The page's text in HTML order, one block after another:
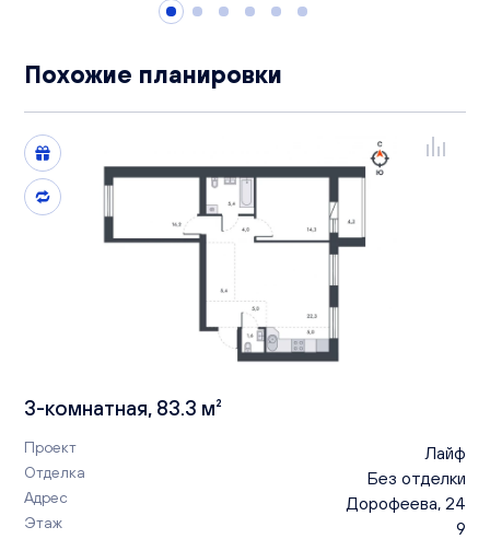
Похожие планировки
3-комнатная, 83.3 м²
Проект Лайф
Отделка Без отделки
Адрес Дорофеева, 24
Этаж 9